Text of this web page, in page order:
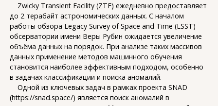
Zwicky Transient Facility (ZTF) ежедневно предоставляет
до 2 терабайт астрономических данных. С началом
работы обзора Legacy Survey of Space and Time (LSST)
обсерватории имени Веры Рубин ожидается увеличение
объёма данных на порядок. При анализе таких массивов
данных применение методов машинного обучения
становится наиболее эффективным подходом, особенно
в задачах классификации и поиска аномалий.
Одной из ключевых задач в рамках проекта SNAD
(https://snad.space/) является поиск аномалий в